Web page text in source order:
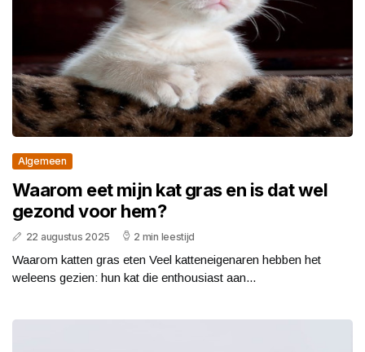
Algemeen
Waarom eet mijn kat gras en is dat wel
gezond voor hem?
22 augustus 2025 2 min leestijd
Waarom katten gras eten Veel katteneigenaren hebben het
weleens gezien: hun kat die enthousiast aan...